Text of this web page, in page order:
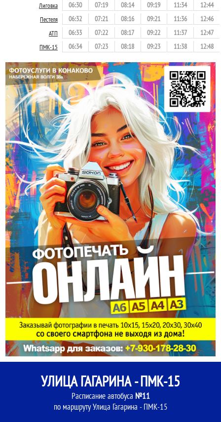
Лиговка 06:30 07:19 08:14 09:19 11:34 12:44
Пестеля 06:32 07:21 08:16 09:21 11:36 12:46
АТП 06:33 07:22 08:17 09:22 11:37 12:47
ПМК-15 06:34 07:23 08:18 09:23 11:38 12:48
УЛИЦА ГАГАРИНА - ПМК-15
Расписание автобуса №11
по маршруту Улица Гагарина - ПМК-15